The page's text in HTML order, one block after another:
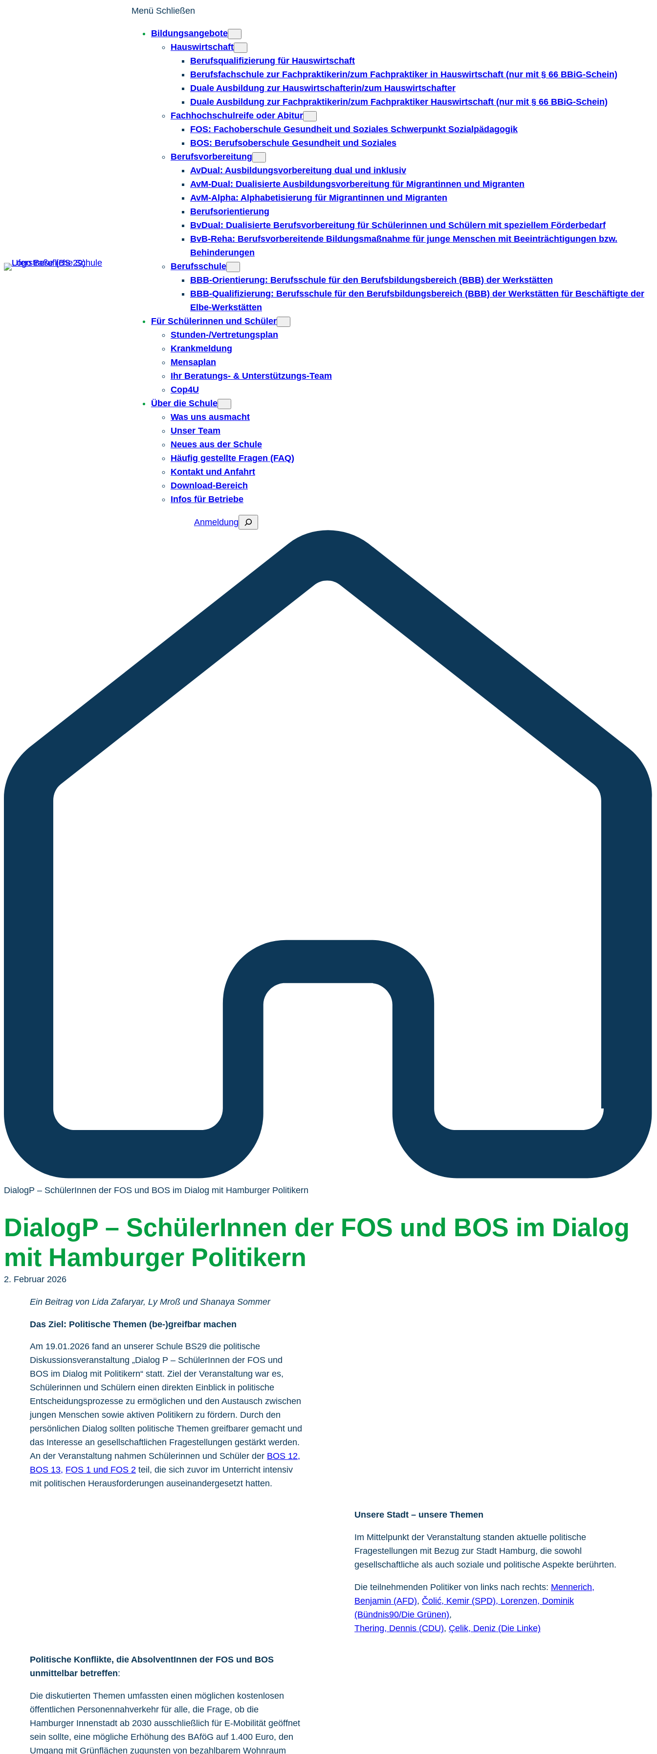
Menü Schließen
Bildungsangebote
Hauswirtschaft
Berufsqualifizierung für Hauswirtschaft
Berufsfachschule zur Fachpraktikerin/zum Fachpraktiker in Hauswirtschaft (nur mit § 66 BBiG-Schein)
Duale Ausbildung zur Hauswirtschafterin/zum Hauswirtschafter
Duale Ausbildung zur Fachpraktikerin/zum Fachpraktiker Hauswirtschaft (nur mit § 66 BBiG-Schein)
Fachhochschulreife oder Abitur
FOS: Fachoberschule Gesundheit und Soziales Schwerpunkt Sozialpädagogik
BOS: Berufsoberschule Gesundheit und Soziales
Berufsvorbereitung
AvDual: Ausbildungsvorbereitung dual und inklusiv
AvM-Dual: Dualisierte Ausbildungsvorbereitung für Migrantinnen und Migranten
AvM-Alpha: Alphabetisierung für Migrantinnen und Migranten
Berufsorientierung
BvDual: Dualisierte Berufsvorbereitung für Schülerinnen und Schülern mit speziellem Förderbedarf
BvB-Reha: Berufs­vorbereitende Bildungs­­maßnahme für junge Menschen mit Beeinträchtigungen bzw.
Behinderungen
Berufsschule
BBB-Orientierung: Berufsschule für den Berufsbildungsbereich (BBB) der Werkstätten
BBB-Qualifizierung: Berufsschule für den Berufsbildungsbereich (BBB) der Werkstätten für Beschäftigte der
Elbe-Werkstätten
Für Schülerinnen und Schüler
Stunden-/Vertretungsplan
Krankmeldung
Mensaplan
Ihr Beratungs- & Unterstützungs-Team
Cop4U
Über die Schule
Was uns ausmacht
Unser Team
Neues aus der Schule
Häufig gestellte Fragen (FAQ)
Kontakt und Anfahrt
Download-Bereich
Infos für Betriebe
AnmeldungSuchen
DialogP – SchülerInnen der FOS und BOS im Dialog mit Hamburger Politikern
DialogP – SchülerInnen der FOS und BOS im Dialog
mit Hamburger Politikern
2. Februar 2026
Ein Beitrag von Lida Zafaryar, Ly Mroß und Shanaya Sommer
Das Ziel: Politische Themen (be-)greifbar machen
Am 19.01.2026 fand an unserer Schule BS29 die politische
Diskussionsveranstaltung „Dialog P – SchülerInnen der FOS und
BOS im Dialog mit Politikern“ statt. Ziel der Veranstaltung war es,
Schülerinnen und Schülern einen direkten Einblick in politische
Entscheidungsprozesse zu ermöglichen und den Austausch zwischen
jungen Menschen sowie aktiven Politikern zu fördern. Durch den
persönlichen Dialog sollten politische Themen greifbarer gemacht und
das Interesse an gesellschaftlichen Fragestellungen gestärkt werden.
An der Veranstaltung nahmen Schülerinnen und Schüler der BOS 12,
BOS 13, FOS 1 und FOS 2 teil, die sich zuvor im Unterricht intensiv
mit politischen Herausforderungen auseinandergesetzt hatten.
Unsere Stadt – unsere Themen
Im Mittelpunkt der Veranstaltung standen aktuelle politische
Fragestellungen mit Bezug zur Stadt Hamburg, die sowohl
gesellschaftliche als auch soziale und politische Aspekte berührten.
Die teilnehmenden Politiker von links nach rechts: Mennerich,
Benjamin (AFD), Čolić, Kemir (SPD), Lorenzen, Dominik
(Bündnis90/Die Grünen),
Thering, Dennis (CDU), Çelik, Deniz (Die Linke)
Politische Konflikte, die AbsolventInnen der FOS und BOS
unmittelbar betreffen:
Die diskutierten Themen umfassten einen möglichen kostenlosen
öffentlichen Personennahverkehr für alle, die Frage, ob die
Hamburger Innenstadt ab 2030 ausschließlich für E-Mobilität geöffnet
sein sollte, eine mögliche Erhöhung des BAföG auf 1.400 Euro, den
Umgang mit Grünflächen zugunsten von bezahlbarem Wohnraum